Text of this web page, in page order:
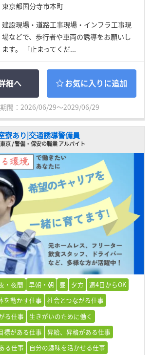
東京都国分寺市本町
建設現場・道路工事現場・インフラ工事現
場などで、歩行者や車両の誘導をお願いし
ます。 「止まってくだ...
細へ お気に入りに追加
間：2026/06/29～2029/06/29
寮あり|交通誘導警備員
京 / 警備・保安の職業 アルバイト
・夜間 早朝・朝 昼 夕方
週4日からOK
を動かす仕事
社会とつながる仕事
る仕事
生きがいのために働く
標がある仕事
昇給、昇格がある仕事
る仕事
自分の趣味を活かせる仕事